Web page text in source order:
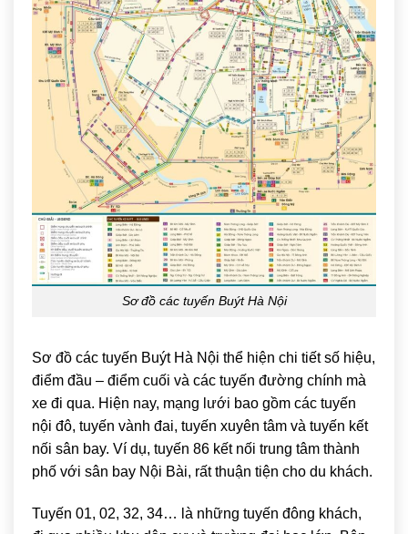
Sơ đồ các tuyến Buýt Hà Nội
Sơ đồ các tuyến Buýt Hà Nội thể hiện chi tiết số hiệu,
điểm đầu – điểm cuối và các tuyến đường chính mà
xe đi qua. Hiện nay, mạng lưới bao gồm các tuyến
nội đô, tuyến vành đai, tuyến xuyên tâm và tuyến kết
nối sân bay. Ví dụ, tuyến 86 kết nối trung tâm thành
phố với sân bay Nội Bài, rất thuận tiện cho du khách.
Tuyến 01, 02, 32, 34… là những tuyến đông khách,